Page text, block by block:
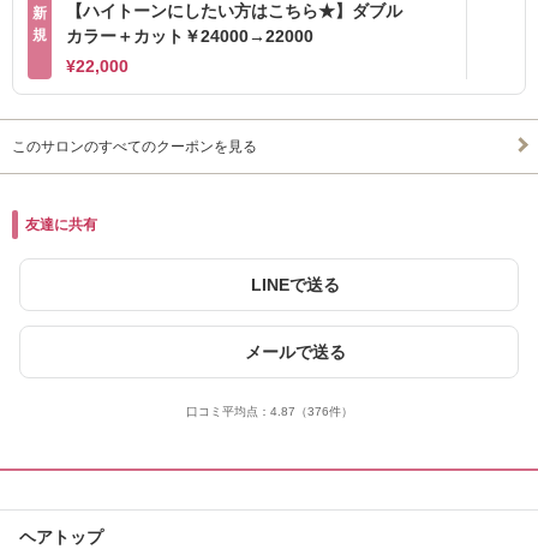
新
規
【ハイトーンにしたい方はこちら★】ダブル
カラー＋カット￥24000→22000
¥22,000
このサロンのすべてのクーポンを見る
友達に共有
LINEで送る
メールで送る
口コミ平均点： 4.87 （376件）
ヘアトップ